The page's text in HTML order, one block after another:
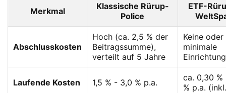
Merkmal
Klassische Rürup-
Police
ETF-
Abschlusskosten
Hoch (ca. 2,5 % der
Beitragssumme),
verteilt auf 5 Jahre
Keine oder
minimale
Laufende Kosten 1,5 % - 3,0 % p.a.
ca. 0,30
% p.a.